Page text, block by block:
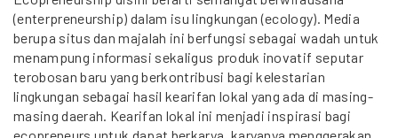
(enterpreneurship) dalam isu lingkungan (ecology). Media
berupa situs dan majalah ini berfungsi sebagai wadah untuk
menampung informasi sekaligus produk inovatif seputar
terobosan baru yang berkontribusi bagi kelestarian
lingkungan sebagai hasil kearifan lokal yang ada di masing-
masing daerah. Kearifan lokal ini menjadi inspirasi bagi